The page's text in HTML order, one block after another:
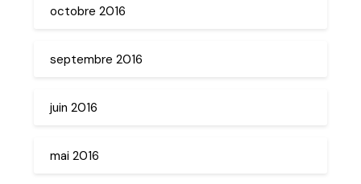
octobre 2016
septembre 2016
juin 2016
mai 2016